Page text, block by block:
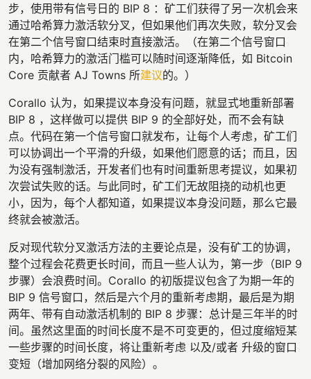
步，使用带有信号日的 BIP 8 ：矿工们获得了另一次机会来
通过哈希算力激活软分叉，但如果他们再次失败，软分叉会
在第二个信号窗口结束时直接激活。（在第二个信号窗口
内，哈希算力的激活门槛可以随时间逐渐降低，如 Bitcoin
Core 贡献者 AJ Towns 所建议的。）
Corallo 认为，如果提议本身没有问题，就显式地重新部署
BIP 8 ，这样做可以提供 BIP 9 的全部好处，而不会有缺
点。代码在第一个信号窗口就发布，让每个人考虑，矿工们
可以协调出一个平滑的升级，如果他们愿意的话；而且，因
为没有强制激活，开发者们也有时间重新思考提议，如果初
次尝试失败的话。与此同时，矿工们无故阻挠的动机也更
小，因为，每个人都知道，如果提议本身没问题，那么它最
终就会被激活。
反对现代软分叉激活方法的主要论点是，没有矿工的协调，
整个过程会花费更长时间，而且一些人认为，第一步（BIP 9
步骤）会浪费时间。Corallo 的初版提议包含了为期一年的
BIP 9 信号窗口，然后是六个月的重新考虑期，最后是为期
两年、带有自动激活机制的 BIP 8 步骤：总计是三年半的时
间。虽然这里面的时间长度不是不可变更的，但过度缩短某
一些步骤的时间长度，将让重新考虑 以及/或者 升级的窗口
变短（增加网络分裂的风险）。